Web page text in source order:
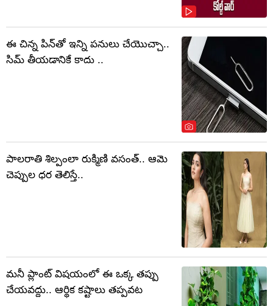
ఈ చిన్న పిన్‌తో ఇన్ని పనులు చేయొచ్చా..
సిమ్ తీయడానికే కాదు ..
పాలరాతి శిల్పంలా రుక్మిణి వసంత్.. ఆమె
చెప్పుల ధర తెలిస్తే..
మనీ ప్లాంట్ విషయంలో ఈ ఒక్క తప్పు
చేయవద్దు.. ఆర్థిక కష్టాలు తప్పవట